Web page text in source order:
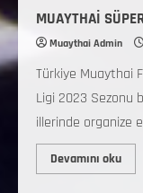
MUAYTHAİ
Muaythai Admin
Türkiye Muaythai
Ligi 2023 Sezonu
illerinde organize
Devamını oku